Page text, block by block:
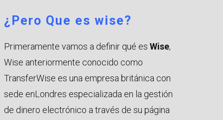
¿Pero Que es wise?
Primeramente vamos a definir qué es Wise,
Wise anteriormente conocido como
TransferWise es una empresa británica con
sede enLondres especializada en la gestión
de dinero electrónico a través de su página